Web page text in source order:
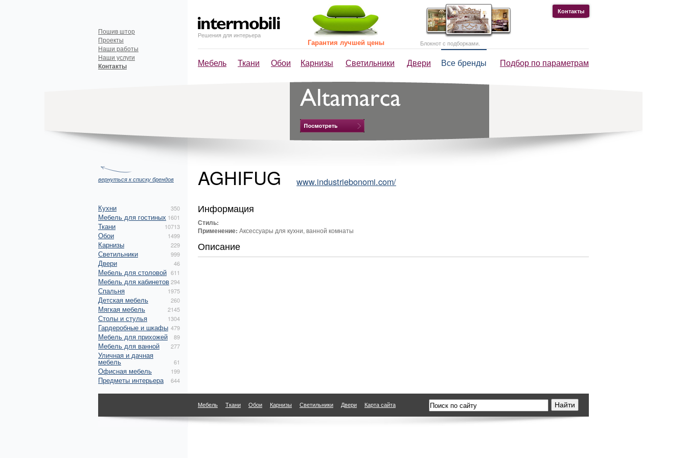
Решения для интерьера
Мебель Ткани Обои Карнизы Светильники Двери Все бренды Подбор по параметрам
Пошив штор
Проекты
Наши работы
Наши услуги
Контакты
Контакты
Гарантия лучшей цены Блокнот с подборками.
вернуться к списку брендов
Кухни 350
Мебель для гостиных 1601
Ткани 10713
Обои 1499
Карнизы 229
Светильники 999
Двери 46
Мебель для столовой 611
Мебель для кабинетов294
Спальня 1975
Детская мебель 260
Мягкая мебель 2145
Столы и стулья 1304
Гардеробные и шкафы 479
Мебель для прихожей 89
Мебель для ванной 277
Уличная и дачная
мебель 61
Офисная мебель 199
Предметы интерьера 644
AGHIFUG www.industriebonomi.com/
Информация
Стиль:
Применение: Аксессуары для кухни, ванной комнаты
Описание
Мебель Ткани Обои Карнизы Светильники Двери Карта сайта